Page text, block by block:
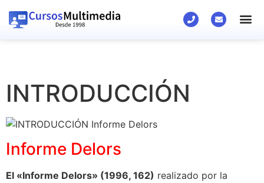
INTRODUCCIÓN
Informe Delors
El «Informe Delors» (1996, 162) realizado por la